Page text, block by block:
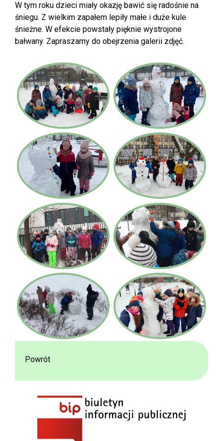
W tym roku dzieci miały okazję bawić się radośnie na
śniegu. Z wielkim zapałem lepiły małe i duże kule
śnieżne. W efekcie powstały pięknie wystrojone
bałwany. Zapraszamy do obejrzenia galerii zdjęć.
Powrót